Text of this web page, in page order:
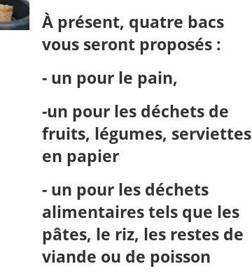
À présent, quatre bacs
vous seront proposés :
- un pour le pain,
-un pour les déchets de
fruits, légumes, serviettes
en papier
- un pour les déchets
alimentaires tels que les
pâtes, le riz, les restes de
viande ou de poisson